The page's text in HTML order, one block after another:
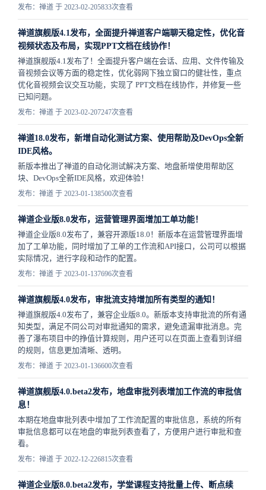
发布：禅道 于 2023-02-205833次查看
禅道旗舰版4.1发布，全面提升禅道客户端聊天稳定性，优化音
视频状态及布局，实现PPT文档在线协作！
禅道旗舰版4.1发布了！全面提升客户端在会话、应用、文件传输及
音视频会议等方面的稳定性，优化弱网下独立窗口的健壮性，重点
优化音视频会议交互功能，实现了 PPT文档在线协作，并修复一些
已知问题。
发布：禅道 于 2023-02-207247次查看
禅道18.0发布，新增自动化测试方案、使用帮助及DevOps全新
IDE风格。
新版本推出了禅道的自动化测试解决方案、地盘新增使用帮助区
块、DevOps全新IDE风格，欢迎体验！
发布：禅道 于 2023-01-138500次查看
禅道企业版8.0发布，运营管理界面增加工单功能！
禅道企业版8.0发布了，兼容开源版18.0！新版本在运营管理界面增
加了工单功能，同时增加了工单的工作流和API接口，公司可以根据
实际情况，进行字段和动作的配置。
发布：禅道 于 2023-01-137696次查看
禅道旗舰版4.0发布，审批流支持增加所有类型的通知！
禅道旗舰版4.0发布了，兼容企业版8.0。新版本支持审批流的所有通
知类型，满足不同公司对审批通知的需求，避免遗漏审批消息。完
善了瀑布项目中的挣值计算规则，用户还可以在页面上查看到详细
的规则，信息更加清晰、透明。
发布：禅道 于 2023-01-136600次查看
禅道旗舰版4.0.beta2发布，地盘审批列表增加工作流的审批信
息！
本期在地盘审批列表中增加了工作流配置的审批信息，系统的所有
审批信息都可以在地盘的审批列表查看了，方便用户进行审批和查
看。
发布：禅道 于 2022-12-226815次查看
禅道企业版8.0.beta2发布，学堂课程支持批量上传、断点续